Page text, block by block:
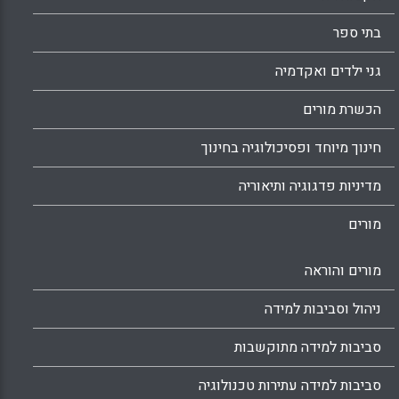
בתי ספר
גני ילדים ואקדמיה
הכשרת מורים
חינוך מיוחד ופסיכולוגיה בחינוך
מדיניות פדגוגיה ותיאוריה
מורים
מורים והוראה
ניהול וסביבות למידה
סביבות למידה מתוקשבות
סביבות למידה עתירות טכנולוגיה